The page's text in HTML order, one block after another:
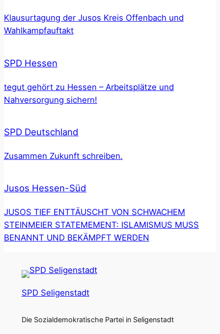
Klausurtagung der Jusos Kreis Offenbach und
Wahlkampfauftakt
SPD Hessen
tegut gehört zu Hessen – Arbeitsplätze und
Nahversorgung sichern!
SPD Deutschland
Zusammen Zukunft schreiben.
Jusos Hessen-Süd
JUSOS TIEF ENTTÄUSCHT VON SCHWACHEM
STEINMEIER STATEMEMENT: ISLAMISMUS MUSS
BENANNT UND BEKÄMPFT WERDEN
SPD Seligenstadt
Die Sozialdemokratische Partei in Seligenstadt